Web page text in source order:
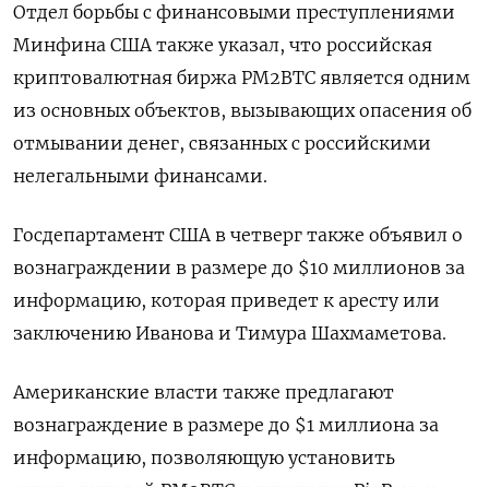
Отдел борьбы с финансовыми преступлениями
Минфина США также указал, что российская
криптовалютная биржа PM2BTC является одним
из основных объектов, вызывающих опасения об
отмывании денег, связанных с российскими
нелегальными финансами.
Госдепартамент США в четверг также объявил о
вознаграждении в размере до $10 миллионов за
информацию, которая приведет к аресту или
заключению Иванова и Тимура Шахмаметова.
Американские власти также предлагают
вознаграждение в размере до $1 миллиона за
информацию, позволяющую установить